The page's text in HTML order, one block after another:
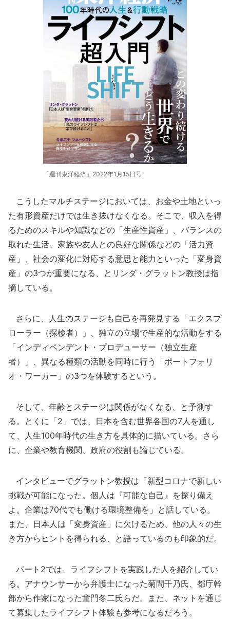
「週刊東洋経済」2022年1月15日号
こうしたマルチステージにおいては、お金や土地といっ
た有形資産だけでは生き抜けなくなる。そこで、収入を得
るためのスキルや知識などの「生産性資産」、バランスの
取れた生活、家族や友人との良好な関係などの「活力資
産」、社会の変化に対応する意思と能力といった「変身資
産」の3つが重要になる、とリンダ・グラットン教授は指
摘している。
さらに、人生のステージも自己を再発見する「エクスプ
ローラー（探検者）」、独立の立場で生産的な活動をする
「インディペンデント・プロデューサー（独立生産
者）」、異なる種類の活動を同時に行う「ポートフォリ
オ・ワーカー」の3つを体験するという。
そして、年齢とステージは関係がなくなる、と予測す
る。とくに「2」では、日本を含む世界各国の7人を通し
て、人生100年時代の生き方を具体的に描いている。さら
に、企業や教育機関、政府の役割も論じている。
インタビューでグラットン教授は「新型コロナで新しい
挑戦が可能になった。個人は『可能な自己』を探り備え
よ。企業は70代でも働ける環境整備を」と話している。
また、日本人は「変身資産」に欠けるため、他の人々の生
き方からヒントを得られる、と語っているのも印象的だ。
パート2では、ライフシフトを実践した人を紹介してい
る。アナウンサーから弁護士になった菊間千乃氏、都庁幹
部から作家になった童門冬二氏らだ。また、ネットを通じ
て募集したライフシフト体験も参考になるだろう。